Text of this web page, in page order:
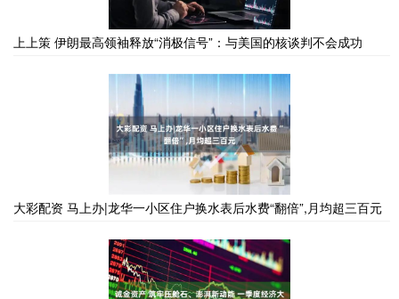
上上策 伊朗最高领袖释放“消极信号”：与美国的核谈判不会成功
大彩配资 马上办|龙华一小区住户换水表后水费“翻倍”,月均超三百元